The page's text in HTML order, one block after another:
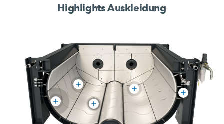
Highlights Auskleidung